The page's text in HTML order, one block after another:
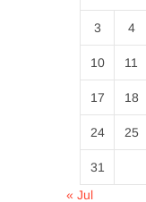
3 4
10 11
17 18
24 25
31
« Jul